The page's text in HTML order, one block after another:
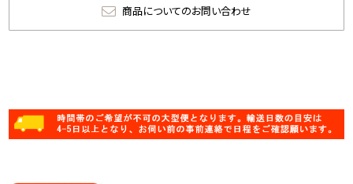
商品についてのお問い合わせ